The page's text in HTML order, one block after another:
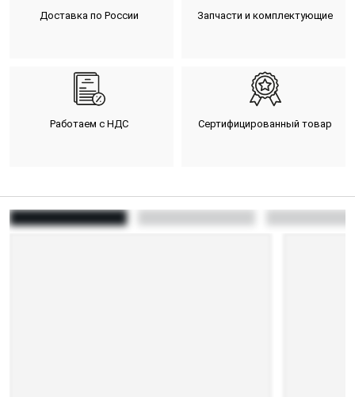
Доставка по России Запчасти и комплектующие
Работаем с НДС Сертифицированный товар